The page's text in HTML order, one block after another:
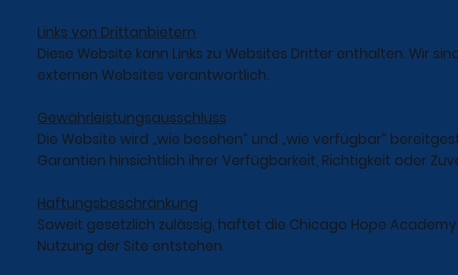
Links von Drittanbietern
Diese Website kann Links zu Websites Dritter enthalten. Wir
externen Websites verantwortlich.
Gewährleistungsausschluss
Die Website wird „wie besehen“ und „wie verfügbar“
Garantien hinsichtlich ihrer Verfügbarkeit, Richtigkeit oder
Haftungsbeschränkung
Soweit gesetzlich zulässig, haftet die Chicago Hope
Nutzung der Site entstehen.